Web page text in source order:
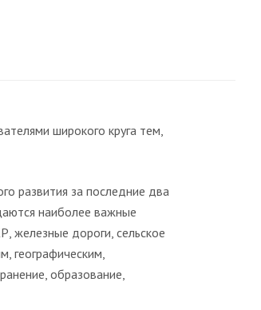
широкого круга тем,
развития за последние два
наиболее важные
железные дороги, сельское
географическим,
образование,